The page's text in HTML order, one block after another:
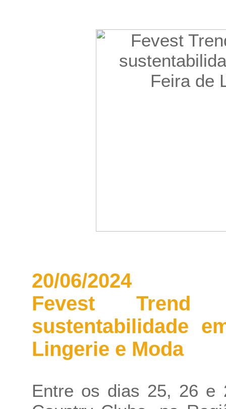
20/06/2024
Fevest Trend
sustentabilidade
Lingerie e Moda
Entre os dias 25, 26 e